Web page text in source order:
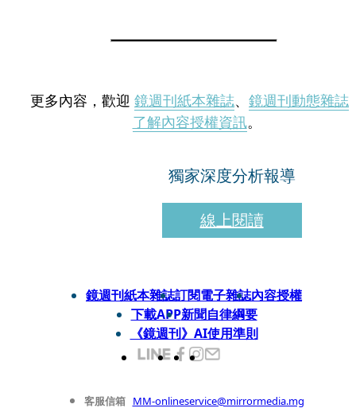
更多內容，歡迎 鏡週刊紙本雜誌、 鏡週刊動態雜誌
了解內容授權資訊。
獨家深度分析報導
線上閱讀
鏡週刊紙本雜誌訂閱電子雜誌內容授權
下載APP新聞自律綱要
《鏡週刊》AI使用準則
客服信箱 MM-onlineservice@mirrormedia.mg